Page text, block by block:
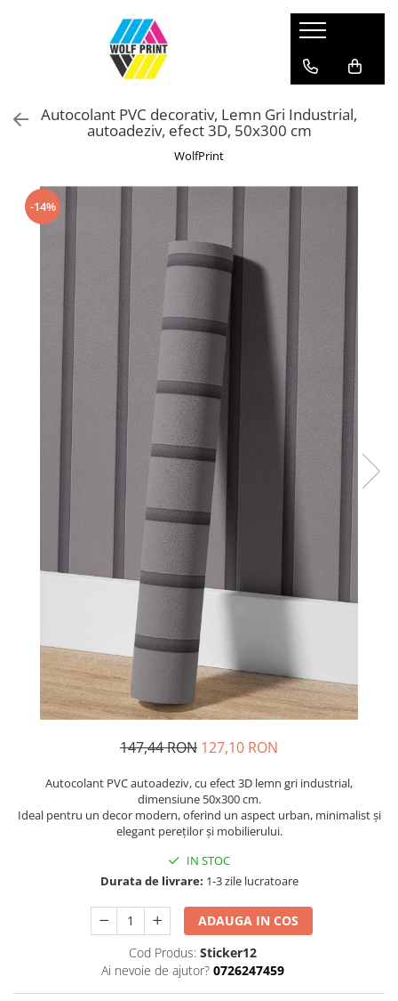
Produse Categorii
Stickere pentru Produse Bio & Eco
Stickere personalizate printate si
Stickere copii
Stickere educationale
Stickere decorative
Stickere personalizate
Carti de Vizita
Sisteme de Afisare
Placute Gravate Personalizate
Placute Informative
Stickere Decorative
Stickere Decorative Model 3D
Stickere Decorative Model Floral
Stickere Decorative Textura Lemn
Stickere Decorative Model
Caramida
Stickere Decorative Textura Beton
Tablouri Canvas
Tablouri Canvas Arhitectura
Tablou Canvas Animale
Tablou Canvas Living/Sufragerie
Papetarie si organizare nunta
Plicuri Bani Nunta
Invitatii Premium pentru Nunta
Suport/Coaster din Lemn
Indicatoare de Securitate
Indicatoare de Interzicere
Autocolant PVC decorativ, Lemn Gri Industrial,
autoadeziv, efect 3D, 50x300 cm
WolfPrint
-14%
147,44 RON 127,10 RON
Autocolant PVC autoadeziv, cu efect 3D lemn gri industrial,
dimensiune 50x300 cm.
Ideal pentru un decor modern, oferind un aspect urban, minimalist și
elegant pereților și mobilierului.
IN STOC
Durata de livrare: 1-3 zile lucratoare
ADAUGA IN COS
Cod Produs: Sticker12
Ai nevoie de ajutor? 0726247459